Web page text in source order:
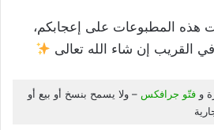
هذه المطبوعات على إعجابكم،
القريب إن شاء الله تعالى
وفتّو جرافكس – ولا يسمح بنسخ أو بيع أو